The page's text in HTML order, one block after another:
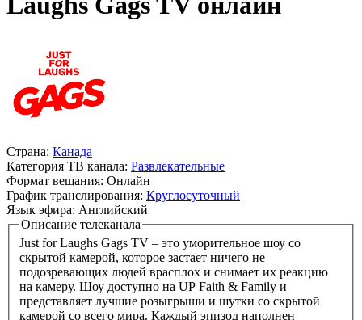
Страна: Канада
Категория ТВ канала: Развлекательные
Формат вещания: Онлайн
График транслирования: Круглосуточный
Язык эфира: Английский
Описание телеканала
Just for Laughs Gags TV – это уморительное шоу со
скрытой камерой, которое застает ничего не
подозревающих людей врасплох и снимает их реакцию
на камеру. Шоу доступно на UP Faith & Family и
представляет лучшие розыгрыши и шутки со скрытой
камерой со всего мира. Каждый эпизод наполнен